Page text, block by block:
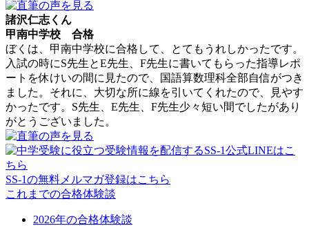
諸沢仁志くん
甲南中学校 合格
ぼくは、甲南中学校に合格して、とてもうれしかったです。
入試の時にS先生とE先生、F先生に書いてもらった指導レポ
ートを休けいの間に見たので、国語算数理科全部自信がつき
ました。それに、大切な所に線を引いてくれたので、見やす
かったです。S先生、E先生、F先生少々短い間でしたがあり
がとうございました。
SS-1の無料メルマガ登録はこちら
これまでの合格体験談
2026年の合格体験談